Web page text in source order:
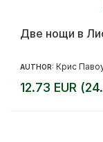
Две нощи в
AUTHOR: Крис
12.73 EUR